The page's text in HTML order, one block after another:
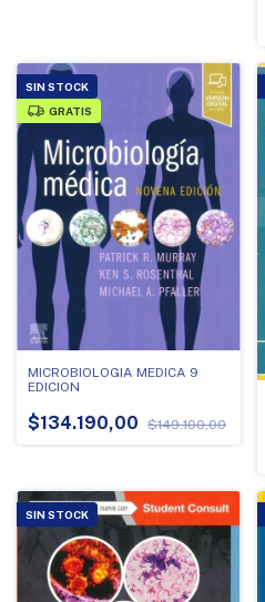
SIN STOCK
GRATIS
MICROBIOLOGIA MEDICA 9
EDICION
$134.190,00 $149.100,00
SIN STOCK